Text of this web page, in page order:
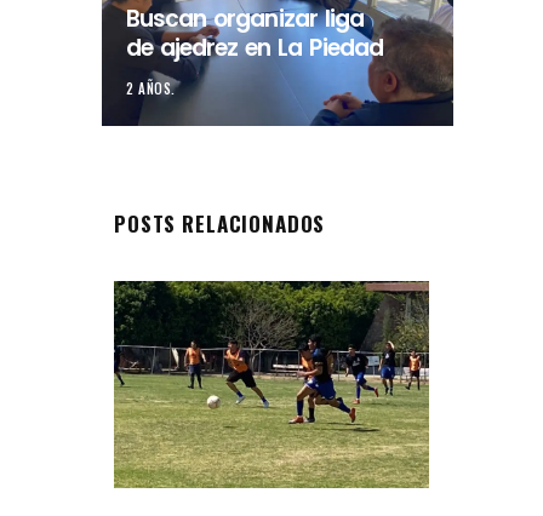
Buscan organizar liga
de ajedrez en La Piedad
2 AÑOS.
POSTS RELACIONADOS